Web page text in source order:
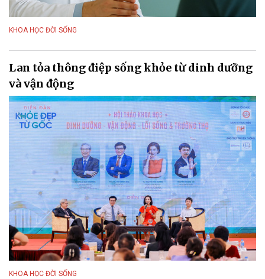
KHOA HỌC ĐỜI SỐNG
Lan tỏa thông điệp sống khỏe từ dinh dưỡng
và vận động
KHOA HỌC ĐỜI SỐNG